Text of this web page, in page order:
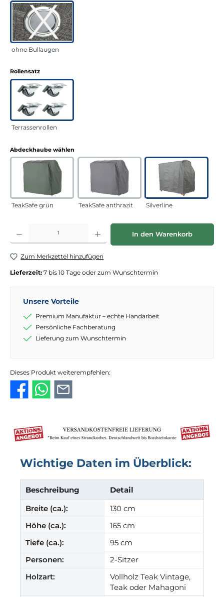
ohne Bullaugen
Rollensatzauswählen
Terrassenrollen
Abdeckhaube wählen
TeakSafe grün TeakSafe anthrazit Silverline
Produkt Anzahl: Gib den gewünschten Wert ein oder benutze die
In den Warenkorb
Zum Merkzettel hinzufügen
Lieferzeit: 7 bis 10 Tage oder zum Wunschtermin
Unsere Vorteile
Premium Manufaktur – echte Handarbeit
Persönliche Fachberatung
Lieferung zum Wunschtermin
Dieses Produkt weiterempfehlen:
Wichtige Daten im Überblick:
Beschreibung
Detail
Breite (ca.):
130 cm
Höhe (ca.):
165 cm
Tiefe (ca.):
95 cm
Personen:
2-Sitzer
Holzart:
Vollholz Teak Vintage,
Teak oder Mahagoni